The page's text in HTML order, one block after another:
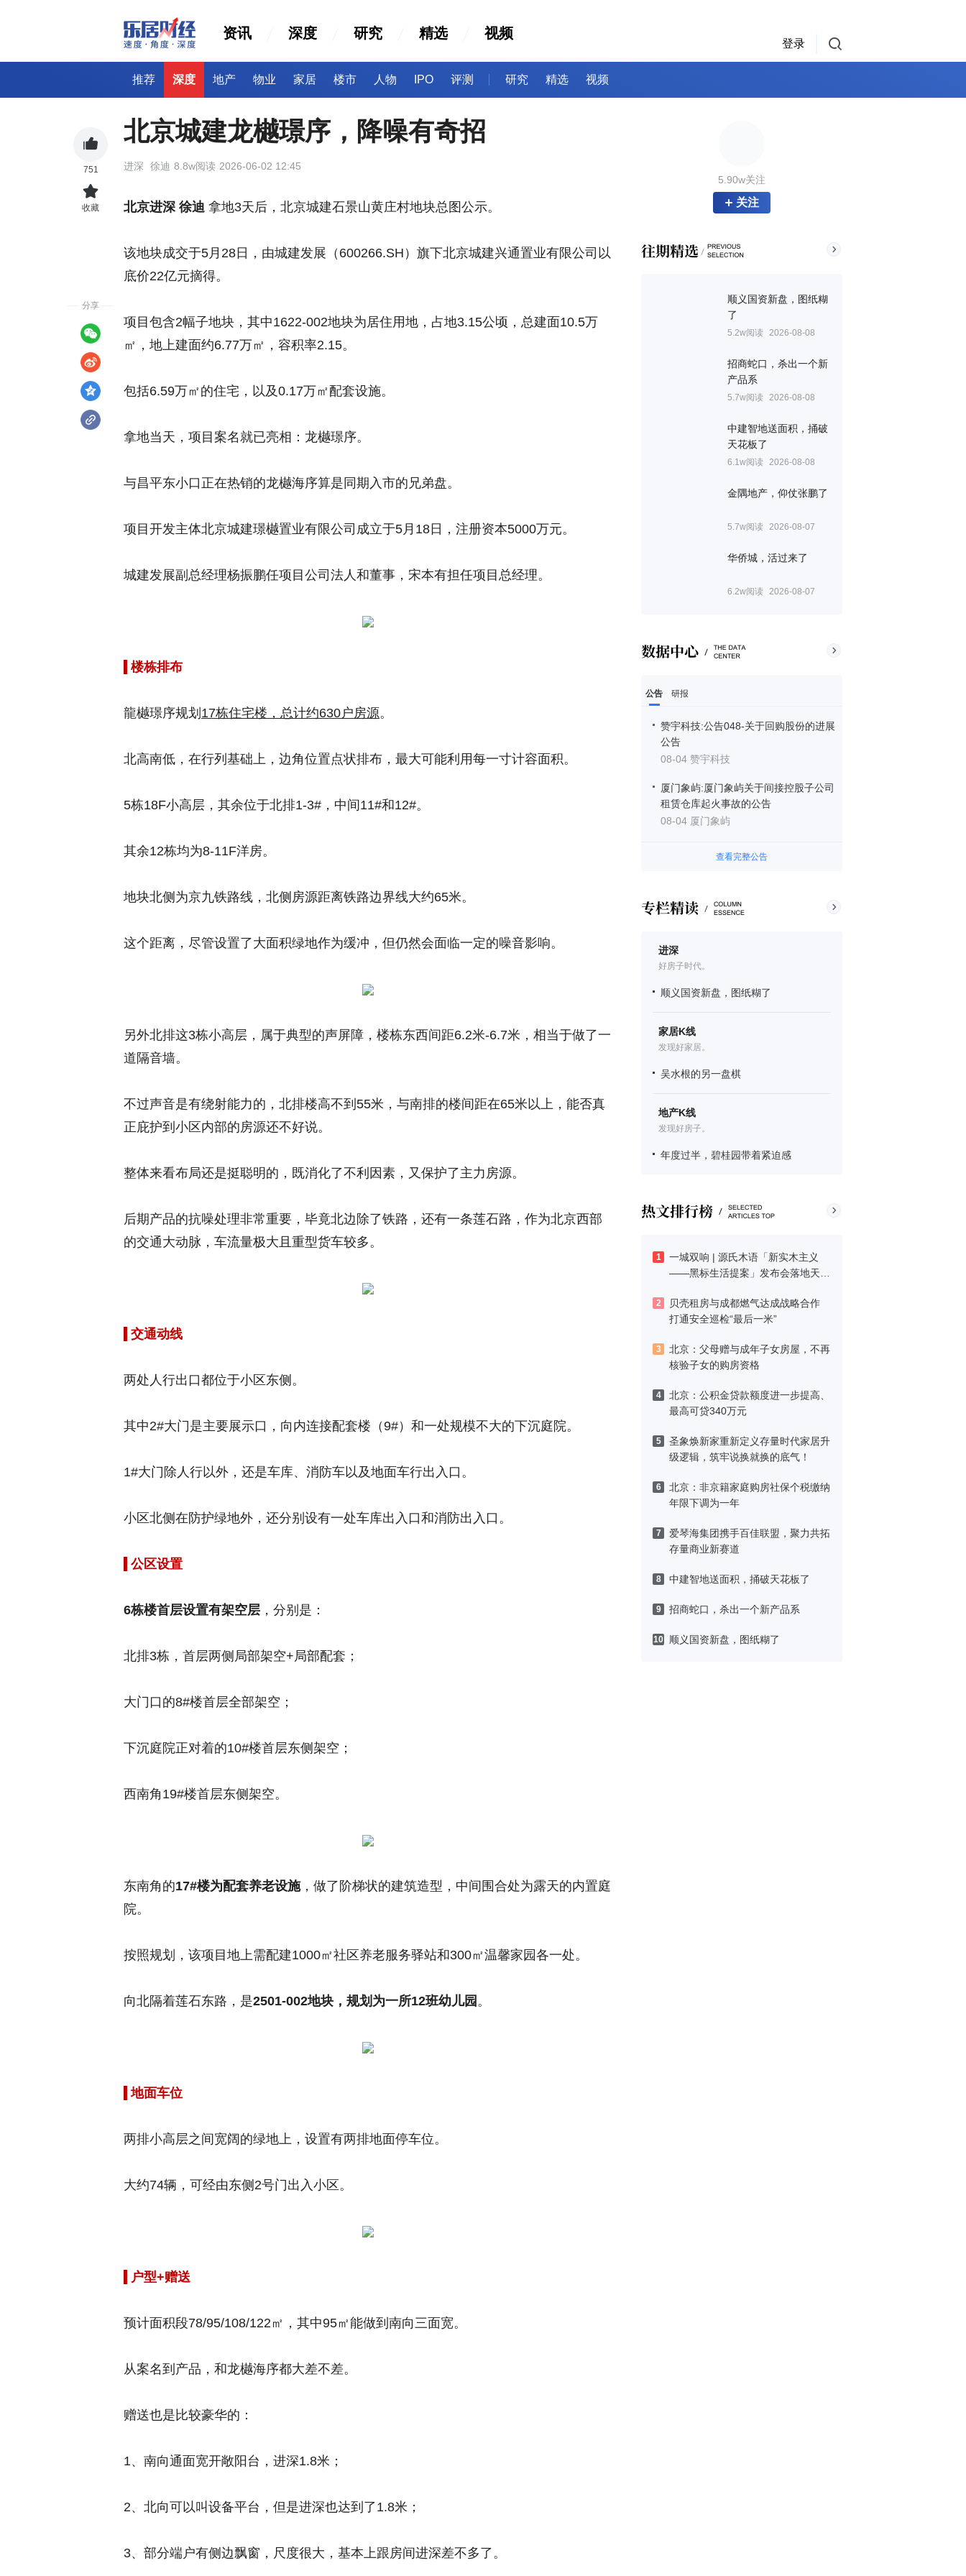
资讯 深度 研究 精选 视频
登录
推荐 深度 地产 物业 家居 楼市 人物 IPO 评测 研究 精选 视频
5.90w关注
关注
顺义国资新盘，图纸糊
了
5.2w阅读 2026-08-08
招商蛇口，杀出一个新
产品系
5.7w阅读 2026-08-08
中建智地送面积，捅破
天花板了
6.1w阅读 2026-08-08
金隅地产，仰仗张鹏了
5.7w阅读 2026-08-07
华侨城，活过来了
6.2w阅读 2026-08-07
公告 研报
赞宇科技:公告048-关于回购股份的进展
公告
08-04 赞宇科技
厦门象屿:厦门象屿关于间接控股子公司
租赁仓库起火事故的公告
08-04 厦门象屿
查看完整公告
进深
好房子时代。
顺义国资新盘，图纸糊了
家居K线
发现好家居。
吴水根的另一盘棋
地产K线
发现好房子。
年度过半，碧桂园带着紧迫感
1
一城双响 | 源氏木语「新实木主义
——黑标生活提案」发布会落地天
2
贝壳租房与成都燃气达成战略合作
打通安全巡检“最后一米”
3
北京：父母赠与成年子女房屋，不再
核验子女的购房资格
4
北京：公积金贷款额度进一步提高、
最高可贷340万元
5
圣象焕新家重新定义存量时代家居升
级逻辑，筑牢说换就换的底气！
6
北京：非京籍家庭购房社保个税缴纳
年限下调为一年
7
爱琴海集团携手百佳联盟，聚力共拓
存量商业新赛道
8 中建智地送面积，捅破天花板了
9 招商蛇口，杀出一个新产品系
10 顺义国资新盘，图纸糊了
北京城建龙樾璟序，降噪有奇招
进深 徐迪 8.8w阅读 2026-06-02 12:45
北京进深 徐迪 拿地3天后，北京城建石景山黄庄村地块总图公示。
该地块成交于5月28日，由城建发展（600266.SH）旗下北京城建兴通置业有限公司以
底价22亿元摘得。
项目包含2幅子地块，其中1622-002地块为居住用地，占地3.15公顷，总建面10.5万
㎡，地上建面约6.77万㎡，容积率2.15。
包括6.59万㎡的住宅，以及0.17万㎡配套设施。
拿地当天，项目案名就已亮相：龙樾璟序。
与昌平东小口正在热销的龙樾海序算是同期入市的兄弟盘。
项目开发主体北京城建璟樾置业有限公司成立于5月18日，注册资本5000万元。
城建发展副总经理杨振鹏任项目公司法人和董事，宋本有担任项目总经理。
楼栋排布
龍樾璟序规划 17栋住宅楼，总计约630户房源。
北高南低，在行列基础上，边角位置点状排布，最大可能利用每一寸计容面积。
5栋18F小高层，其余位于北排1-3#，中间11#和12#。
其余12栋均为8-11F洋房。
地块北侧为京九铁路线，北侧房源距离铁路边界线大约65米。
这个距离，尽管设置了大面积绿地作为缓冲，但仍然会面临一定的噪音影响。
另外北排这3栋小高层，属于典型的声屏障，楼栋东西间距6.2米-6.7米，相当于做了一
道隔音墙。
不过声音是有绕射能力的，北排楼高不到55米，与南排的楼间距在65米以上，能否真
正庇护到小区内部的房源还不好说。
整体来看布局还是挺聪明的，既消化了不利因素，又保护了主力房源。
后期产品的抗噪处理非常重要，毕竟北边除了铁路，还有一条莲石路，作为北京西部
的交通大动脉，车流量极大且重型货车较多。
交通动线
两处人行出口都位于小区东侧。
其中2#大门是主要展示口，向内连接配套楼（9#）和一处规模不大的下沉庭院。
1#大门除人行以外，还是车库、消防车以及地面车行出入口。
小区北侧在防护绿地外，还分别设有一处车库出入口和消防出入口。
公区设置
6栋楼首层设置有架空层 ，分别是：
北排3栋，首层两侧局部架空+局部配套；
大门口的8#楼首层全部架空；
下沉庭院正对着的10#楼首层东侧架空；
西南角19#楼首层东侧架空。
东南角的17#楼为配套养老设施，做了阶梯状的建筑造型，中间围合处为露天的内置庭
院。
按照规划，该项目地上需配建1000㎡社区养老服务驿站和300㎡温馨家园各一处。
向北隔着莲石东路，是2501-002地块，规划为一所12班幼儿园 。
地面车位
两排小高层之间宽阔的绿地上，设置有两排地面停车位。
大约74辆，可经由东侧2号门出入小区。
户型+赠送
预计面积段78/95/108/122㎡，其中95㎡能做到南向三面宽。
从案名到产品，和龙樾海序都大差不差。
赠送也是比较豪华的：
1、南向通面宽开敞阳台，进深1.8米；
2、北向可以叫设备平台，但是进深也达到了1.8米；
3、部分端户有侧边飘窗，尺度很大，基本上跟房间进深差不多了。
751
收藏
分享